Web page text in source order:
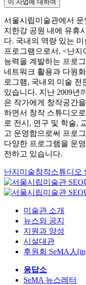
이 사업에 대하여
서울시립미술관에서
지한강 공원 내에 유휴
다. 국내의 역량 있는
프로그램으로서, <난지
능력을 계발하는 프로
네트워크 활용과 다원
로그램, 국내외 미술 전
있습니다. 지난 2009년
은 작가에게 창작공간
하면서 창작 스튜디오
로 전시, 연구 및 학술,
고 운영함으로써 프로
다양한 프로그램을 운
전하고 있습니다.
난지미술창작스튜디오
미술관 소개
뉴스와 공지
지원과 양성
시설대관
후원회 SeMA人
응답소
SeMA 뉴스레터